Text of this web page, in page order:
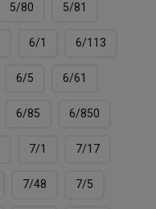
5/80 5/81
6/1 6/113
6/5 6/61
6/85 6/850
7/1 7/17
7/48 7/5